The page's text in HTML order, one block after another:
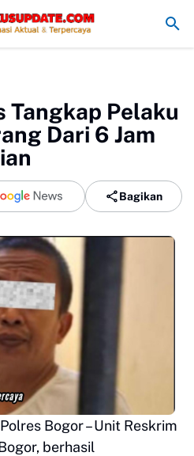
Bogor Minta PT PMC Tunda
Tangkap Pelaku
Dari 6 Jam
Bagikan
Bogor – Unit Reskrim
berhasil